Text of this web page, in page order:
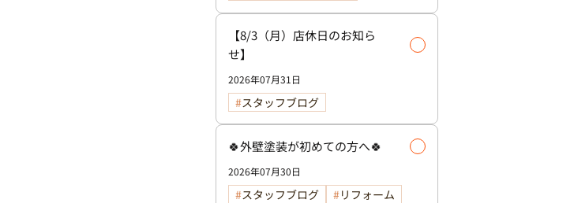
【8/3（月）店休日のお知ら
せ】
2026年07月31日
スタッフブログ
🍀外壁塗装が初めての方へ🍀
2026年07月30日
スタッフブログ
リフォーム